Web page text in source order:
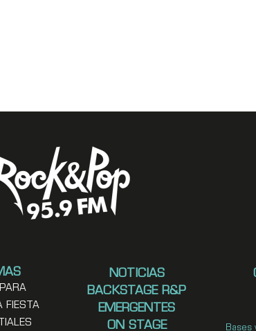
FIESTA
NOTICIAS
BACKSTAGE R&P
EMERGENTES
ON STAGE
Bases